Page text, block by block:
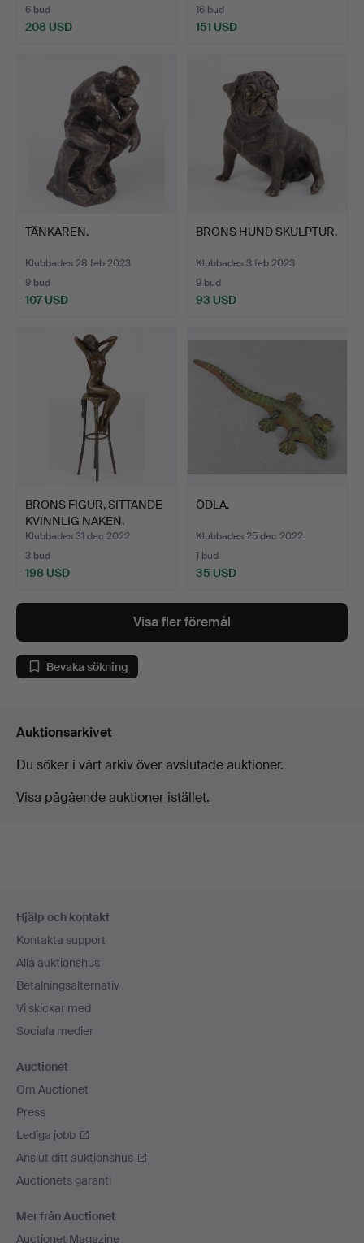
6 bud
208 USD
16 bud
151 USD
TÄNKAREN.
Klubbades 28 feb 2023
9 bud
107 USD
BRONS HUND SKULPTUR.
Klubbades 3 feb 2023
9 bud
93 USD
BRONS FIGUR, SITTANDE
KVINNLIG NAKEN.
Klubbades 31 dec 2022
3 bud
198 USD
ÖDLA.
Klubbades 25 dec 2022
1 bud
35 USD
Visa fler föremål
Bevaka sökning
Auktionsarkivet
Du söker i vårt arkiv över avslutade auktioner.
Visa pågående auktioner istället.
Hjälp och kontakt
Kontakta support
Alla auktionshus
Betalningsalternativ
Vi skickar med
Sociala medier
Auctionet
Om Auctionet
Press
Lediga jobb
Anslut ditt auktionshus
Auctionets garanti
Mer från Auctionet
Auctionet Magazine